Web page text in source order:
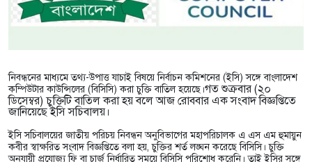
নিবন্ধনের মাধ্যমে তথ্য-উপাত্ত যাচাই বিষয়ে নির্বাচন কমিশনের (ইসি) সঙ্গে বাংলাদেশ
কম্পিউটার কাউন্সিলের (বিসিসি) করা চুক্তি বাতিল হয়েছে।গত শুক্রবার (২০
ডিসেম্বর) চুক্তিটি বাতিল করা হয় বলে আজ রোববার এক সংবাদ বিজ্ঞপ্তিতে
জানিয়েছে ইসি সচিবালয়।
ইসি সচিবালয়ের জাতীয় পরিচয় নিবন্ধন অনুবিভাগের মহাপরিচালক এ এস এম হুমায়ুন
কবীর স্বাক্ষরিত সংবাদ বিজ্ঞপ্তিতে বলা হয়, চুক্তির শর্ত লঙ্ঘন করেছে বিসিসি। চুক্তি
অনুযায়ী প্রযোজ্য ফি বা চার্জ নির্ধারিত সময়ে বিসিসি পরিশোধ করেনি। তাই ইসির সঙ্গে